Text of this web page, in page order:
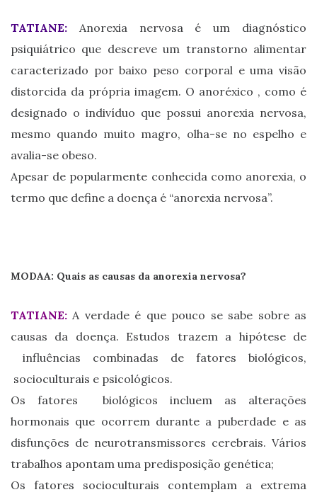
TATIANE: Anorexia nervosa é um diagnóstico
psiquiátrico que descreve um transtorno alimentar
caracterizado por baixo peso corporal e uma visão
distorcida da própria imagem. O anoréxico , como é
designado o indivíduo que possui anorexia nervosa,
mesmo quando muito magro, olha-se no espelho e
avalia-se obeso.
Apesar de popularmente conhecida como anorexia, o
termo que define a doença é “anorexia nervosa”.
MODAA: Quais as causas da anorexia nervosa?
TATIANE: A verdade é que pouco se sabe sobre as
causas da doença. Estudos trazem a hipótese de
influências combinadas de fatores biológicos,
socioculturais e psicológicos.
Os fatores biológicos incluem as alterações
hormonais que ocorrem durante a puberdade e as
disfunções de neurotransmissores cerebrais. Vários
trabalhos apontam uma predisposição genética;
Os fatores socioculturais contemplam a extrema